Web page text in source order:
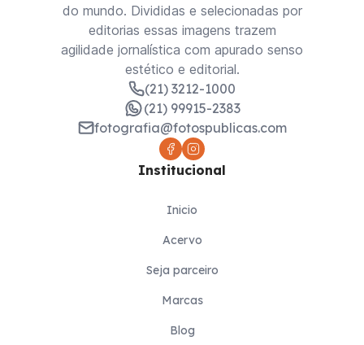
do mundo. Divididas e selecionadas por
editorias essas imagens trazem
agilidade jornalística com apurado senso
estético e editorial.
(21) 3212-1000
(21) 99915-2383
fotografia@fotospublicas.com
Institucional
Inicio
Acervo
Seja parceiro
Marcas
Blog